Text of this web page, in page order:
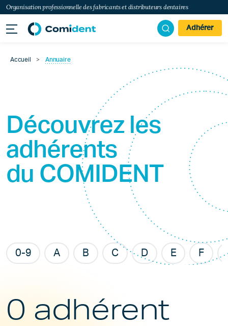
Organisation professionnelle des fabricants et distributeurs dentaires
Adhérer
Accueil > Annuaire
Découvrez les
adhérents
du COMIDENT
0-9 A B C D E F
0 adhérent